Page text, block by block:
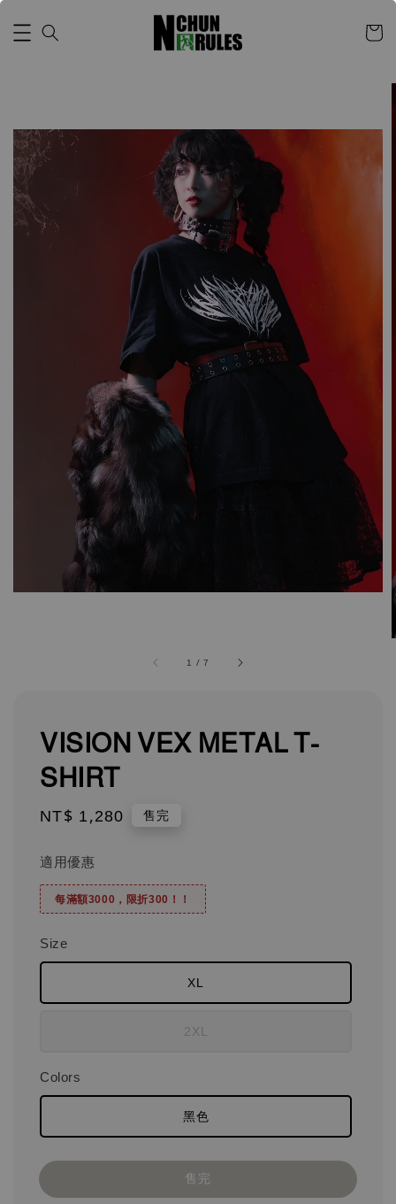
1 /7
VISION VEX METAL T-
SHIRT
Regular
NT$ 1,280 售完
適用優惠
每滿額3000，限折300！！
Size
XL
2XL
Colors
黑色
售完